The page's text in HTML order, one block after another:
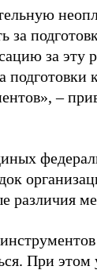
за
за эту
подготовки
–
различия
При этом